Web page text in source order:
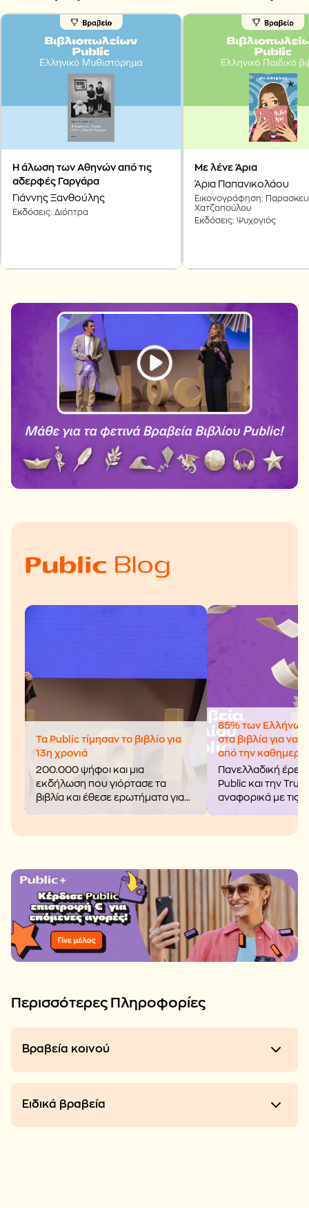
Η άλωση των Αθηνών από τις
αδερφές Γαργάρα
Γιάννης Ξανθούλης
Εκδόσεις: Διόπτρα
Με λένε Άρια
Άρια Παπανικολάου
Εικονογράφηση:
Χατζοπούλου
Εκδόσεις: Ψυχογιός
Τα Public τίμησαν το βιβλίο για
13η χρονιά
200.000 ψήφοι και μια
εκδήλωση που γιόρτασε τα
βιβλία και έθεσε ερωτήματα για
85% των Ελλήνων
στα βιβλία για να
από την
Πανελλαδική
Public και την
αναφορικά με τις
Περισσότερες Πληροφορίες
Βραβεία κοινού
Ειδικά βραβεία